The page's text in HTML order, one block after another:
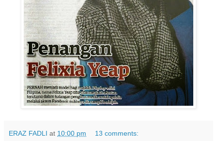
ERAZ FADLI at 10:00 pm 13 comments: